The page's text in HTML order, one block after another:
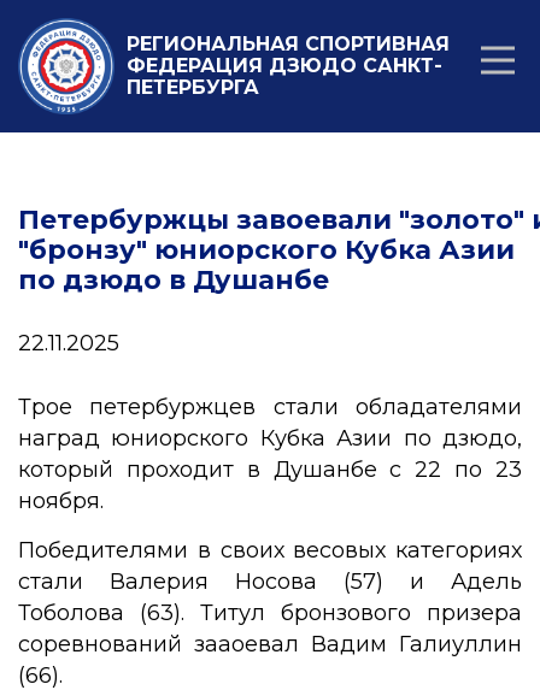
РЕГИОНАЛЬНАЯ СПОРТИВНАЯ
ФЕДЕРАЦИЯ ДЗЮДО САНКТ-
ПЕТЕРБУРГА
Петербуржцы завоевали "золото"
"бронзу" юниорского Кубка Азии
по дзюдо в Душанбе
22.11.2025
Трое петербуржцев стали обладателями
наград юниорского Кубка Азии по дзюдо,
который проходит в Душанбе с 22 по 23
ноября.
Победителями в своих весовых категориях
стали Валерия Носова (57) и Адель
Тоболова (63). Титул бронзового призера
соревнований зааоевал Вадим Галиуллин
(66).